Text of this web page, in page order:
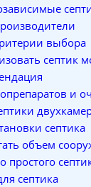
выбора
септик
и
септика
объем
простого
септика